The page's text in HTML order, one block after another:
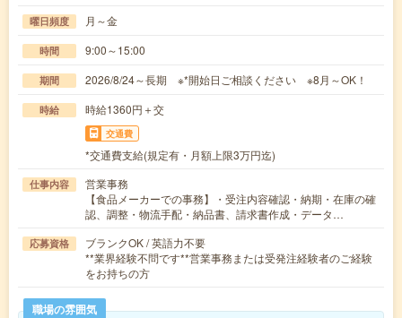
曜日頻度 月～金
時間 9:00～15:00
期間 2026/8/24～長期 ※*開始日ご相談ください ※8月～OK！
時給 時給1360円＋交
交通費
*交通費支給(規定有・月額上限3万円迄)
仕事内容
営業事務
【食品メーカーでの事務】・受注内容確認・納期・在庫の確
認、調整・物流手配・納品書、請求書作成・データ…
応募資格
ブランクOK / 英語力不要
**業界経験不問です**営業事務または受発注経験者のご経験
をお持ちの方
職場の雰囲気